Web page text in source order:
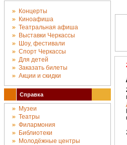
Концерты
Киноафиша
Театральная афиша
Выставки Черкассы
Шоу, фестивали
Спорт Черкассы
Для детей
Заказать билеты
Акции и скидки
Справка
Музеи
Театры
Филармония
Библиотеки
Молодёжные центры